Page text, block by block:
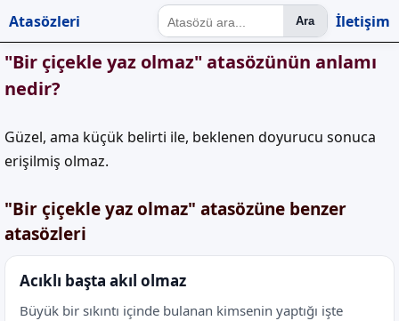
Atasözleri Ara İletişim
"Bir çiçekle yaz olmaz" atasözünün anlamı
nedir?
Güzel, ama küçük belirti ile, beklenen doyurucu sonuca
erişilmiş olmaz.
"Bir çiçekle yaz olmaz" atasözüne benzer
atasözleri
Acıklı başta akıl olmaz
Büyük bir sıkıntı içinde bulanan kimsenin yaptığı işte